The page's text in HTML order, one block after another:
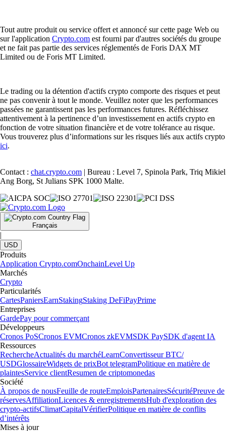
Tout autre produit ou service offert et annoncé sur cette page Web ou
sur l'application Crypto.com est fourni par d'autres sociétés du groupe
et ne fait pas partie des services réglementés de Foris DAX MT
Limited ou de Foris MT Limited.
Le trading ou la détention d'actifs crypto comporte des risques et peut
ne pas convenir à tout le monde. Veuillez noter que les performances
passées ne garantissent pas les performances futures. Réfléchissez
attentivement à la pertinence d’un investissement en actifs crypto en
fonction de votre situation financière et de votre tolérance au risque.
Vous trouverez plus d’informations sur les risques liés aux actifs crypto
ici.
Contact : chat.crypto.com | Bureau : Level 7, Spinola Park, Triq Mikiel
Ang Borg, St Julians SPK 1000 Malte.
Français
|
USD
Produits
Application Crypto.comOnchainLevel Up
Marchés
Crypto
Particularités
CartesPaniersEarnStakingStaking DeFiPayPrime
Entreprises
GardePay pour commerçant
Développeurs
Cronos PoSCronos EVMCronos zkEVMSDK PaySDK d'agent IA
Ressources
RechercheActualités du marchéLearnConvertisseur BTC/
USDGlossaireWidgets de prixBot telegramPolitique en matière de
plaintesService clientResumen de criptomonedas
Société
À propos de nousFeuille de routeEmploisPartenairesSécuritéPreuve de
réservesAffiliationLicences & enregistrementsHub d'exploration des
crypto-actifsClimatCapitalVérifierPolitique en matière de conflits
d’intérêts
Mises à jour